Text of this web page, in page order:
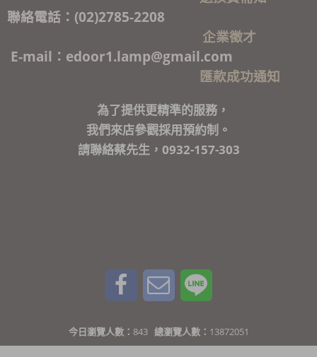
聯絡電話：(02)2785-2208
企業徵才
E-mail：edoor1.lamp@gmail.com
匯款成功通知
為了提供更精準的服務，
我們來店參觀採用預約制。
請聯絡蔡先生，0932-157-303
今日瀏覽人數： 843 總瀏覽人數： 13872051